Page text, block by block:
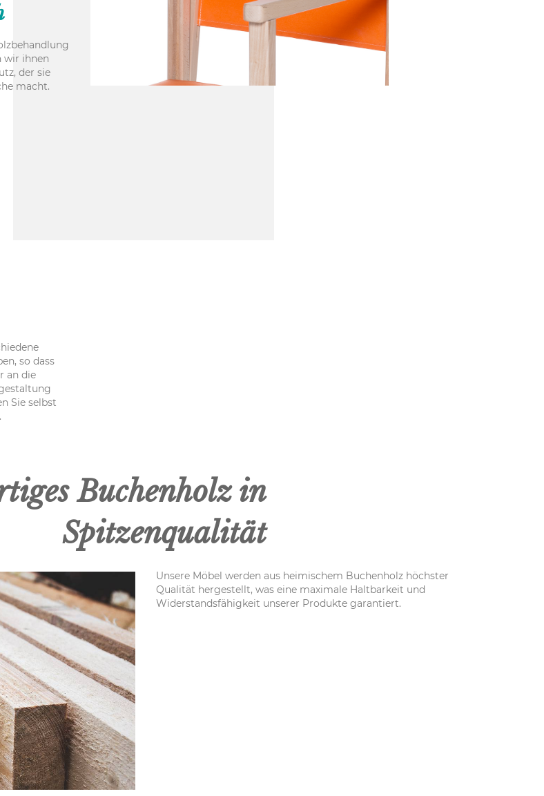
wir ihnen
der sie
macht.
so dass
an die
Sie selbst
Buchenholz in
Spitzenqualität
Unsere Möbel werden aus heimischem Buchenholz höchster
Qualität hergestellt, was eine maximale Haltbarkeit und
Widerstandsfähigkeit unserer Produkte garantiert.